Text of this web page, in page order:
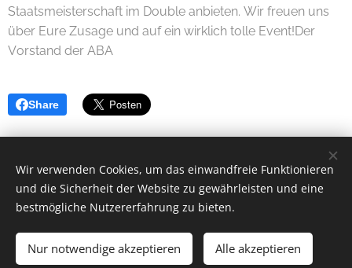
Staatsmeisterschaft im Double anbieten. Wir freuen uns
über Eure Zusage und auf ein wirklich tolle Event!Der
Vorstand der ABA
Share
AUSTRIAN BACKGAMMON ASSOCIATION | Alle Rechte
Cookies
Wir verwenden Cookies, um das einwandfreie Funktionieren
und die Sicherheit der Website zu gewährleisten und eine
bestmögliche Nutzererfahrung zu bieten.
Nur notwendige akzeptieren Alle akzeptieren